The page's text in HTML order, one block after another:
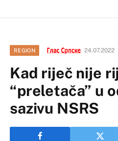
REGION 24.07.2022
Kad riječ nije
“preletača” u
sazivu NSRS